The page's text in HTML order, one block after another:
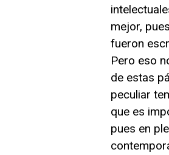
mejor,
fueron
Pero eso
de estas
peculiar
que es
pues en